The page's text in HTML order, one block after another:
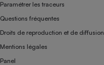
Paramétrer les traceurs
Questions fréquentes
Droits de reproduction et de diffusion
Mentions légales
Panel